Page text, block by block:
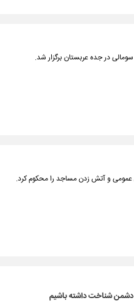
در جده عربستان برگزار شد.
عمومی و آتش زدن مساجد را محکوم کرد.
دشمن شناخت داشته باشیم